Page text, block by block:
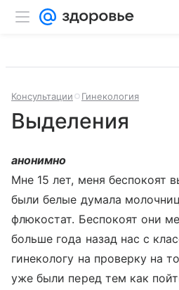
Консультации Гинекология
Выделения
анонимно
Мне 15 лет, меня беспокоят
были белые думала
флюкостат. Беспокоят они
больше года назад нас с
гинекологу на проверку на
уже были перед тем как